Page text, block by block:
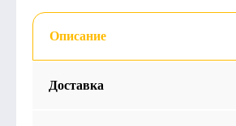
Описание
Доставка